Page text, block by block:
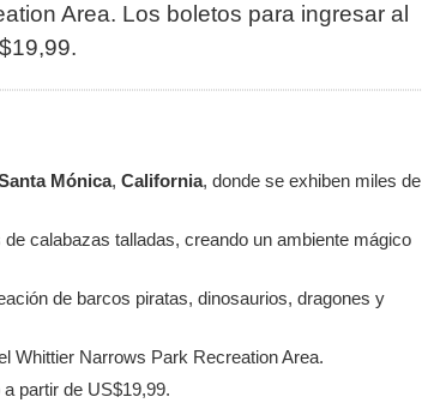
Area. Los boletos para ingresar al
Mónica, California, donde se exhiben miles de
calabazas talladas, creando un ambiente mágico
de barcos piratas, dinosaurios, dragones y
Whittier Narrows Park Recreation Area.
partir de US$19,99.